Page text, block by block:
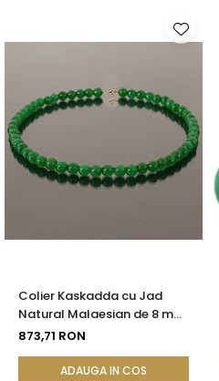
Colier Kaskadda cu Jad
Natural Malaesian de 8 mm
si Inchizatoare de Aur de 14
873,71 RON
ADAUGA IN COS